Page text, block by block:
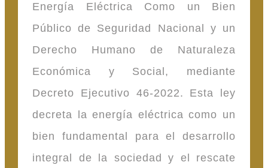
Energía Eléctrica Como un Bien
Público de Seguridad Nacional y un
Derecho Humano de Naturaleza
Económica y Social, mediante
Decreto Ejecutivo 46-2022. Esta ley
decreta la energía eléctrica como un
bien fundamental para el desarrollo
integral de la sociedad y el rescate